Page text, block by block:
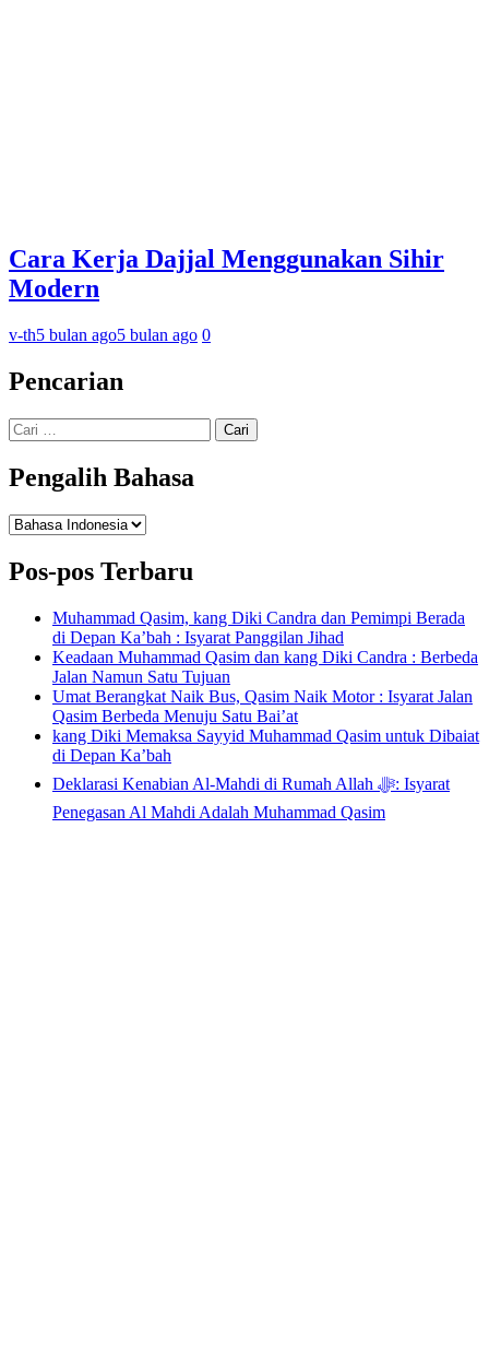
Cara Kerja Dajjal Menggunakan Sihir
Modern
v-th5 bulan ago5 bulan ago 0
Pencarian
Cari
untuk:
Pengalih Bahasa
Pengalih
Pos-pos Terbaru
Muhammad Qasim, kang Diki Candra dan Pemimpi Berada
di Depan Ka’bah : Isyarat Panggilan Jihad
Keadaan Muhammad Qasim dan kang Diki Candra : Berbeda
Jalan Namun Satu Tujuan
Umat Berangkat Naik Bus, Qasim Naik Motor : Isyarat Jalan
Qasim Berbeda Menuju Satu Bai’at
kang Diki Memaksa Sayyid Muhammad Qasim untuk Dibaiat
di Depan Ka’bah
Deklarasi Kenabian Al-Mahdi di Rumah Allah ﷻ: Isyarat
Penegasan Al Mahdi Adalah Muhammad Qasim